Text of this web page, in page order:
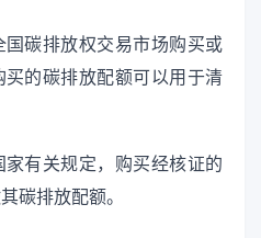
碳排放权交易市场购买或
的碳排放配额可以用于清
有关规定，购买经核证的
碳排放配额。